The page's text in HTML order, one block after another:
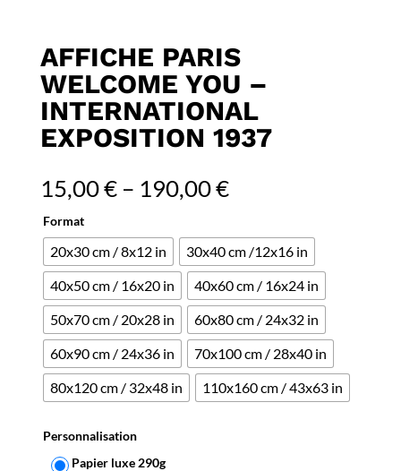
AFFICHE PARIS
WELCOME YOU –
INTERNATIONAL
EXPOSITION 1937
15,00€– 190,00€
Format
20x30 cm / 8x12 in
30x40 cm /12x16 in
40x50 cm / 16x20 in
40x60 cm / 16x24 in
50x70 cm / 20x28 in
60x80 cm / 24x32 in
60x90 cm / 24x36 in
70x100 cm / 28x40 in
80x120 cm / 32x48 in
110x160 cm / 43x63 in
Personnalisation
Papier luxe 290g